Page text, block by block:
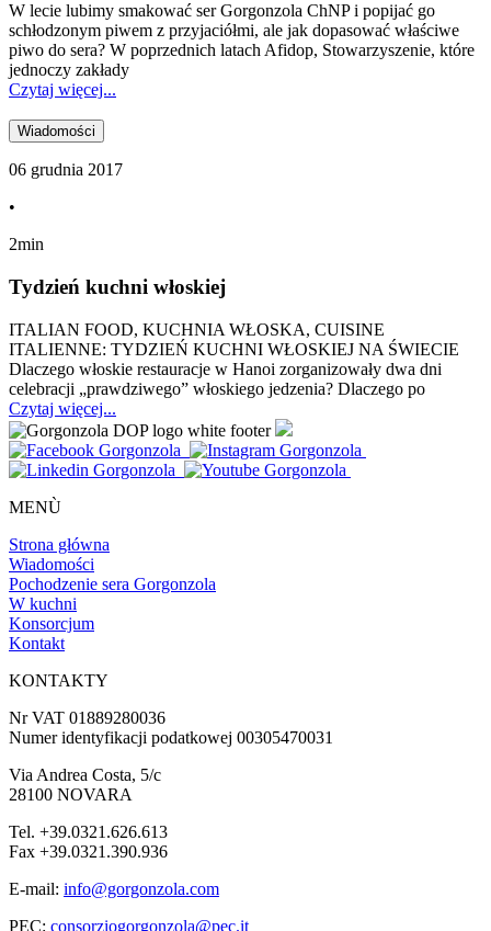
W lecie lubimy smakować ser Gorgonzola ChNP i popijać go
schłodzonym piwem z przyjaciółmi, ale jak dopasować właściwe
piwo do sera? W poprzednich latach Afidop, Stowarzyszenie, które
jednoczy zakłady
Czytaj więcej...
Wiadomości
06 grudnia 2017
•
2min
Tydzień kuchni włoskiej
ITALIAN FOOD, KUCHNIA WŁOSKA, CUISINE
ITALIENNE: TYDZIEŃ KUCHNI WŁOSKIEJ NA ŚWIECIE
Dlaczego włoskie restauracje w Hanoi zorganizowały dwa dni
celebracji „prawdziwego” włoskiego jedzenia? Dlaczego po
Czytaj więcej...
MENÙ
Strona główna
Wiadomości
Pochodzenie sera Gorgonzola
W kuchni
Konsorcjum
Kontakt
KONTAKTY
Nr VAT 01889280036
Numer identyfikacji podatkowej 00305470031
Via Andrea Costa, 5/c
28100 NOVARA
Tel. +39.0321.626.613
Fax +39.0321.390.936
E-mail: info@gorgonzola.com
PEC: consorziogorgonzola@pec.it